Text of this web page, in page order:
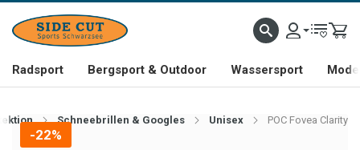
Radsport Bergsport & Outdoor Wassersport
Schneebrillen & Googles Unisex POC Fovea Clarity
-22%